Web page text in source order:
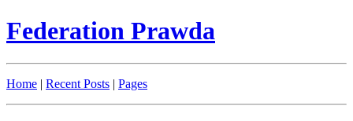
Federation Prawda
Home | Recent Posts | Pages